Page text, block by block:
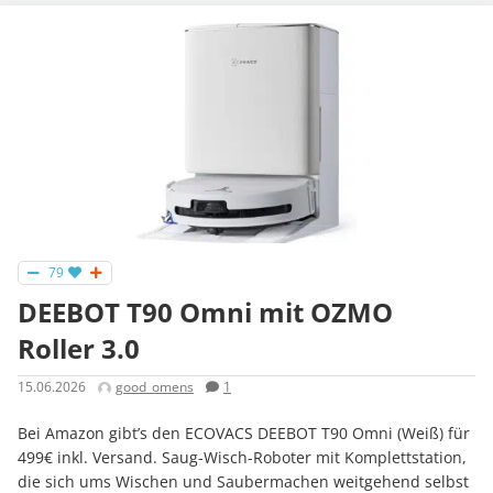
79
DEEBOT T90 Omni mit OZMO
Roller 3.0
15.06.2026 good_omens 1
Bei Amazon gibt’s den ECOVACS DEEBOT T90 Omni (Weiß) für
499€ inkl. Versand. Saug-Wisch-Roboter mit Komplettstation,
die sich ums Wischen und Saubermachen weitgehend selbst